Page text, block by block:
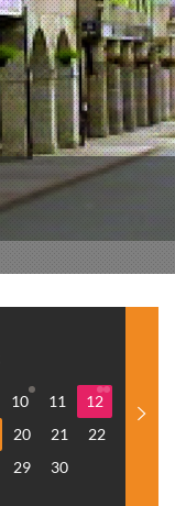
10 11
12
20 21
22
29 30